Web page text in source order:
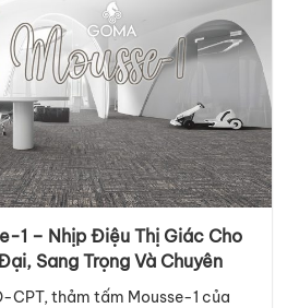
1 – Nhịp Điệu Thị Giác Cho
Sang Trọng Và Chuyên
CPT, thảm tấm Mousse-1 của